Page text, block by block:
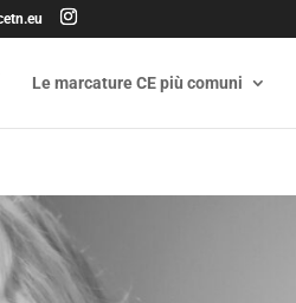
Le marcature CE più comuni